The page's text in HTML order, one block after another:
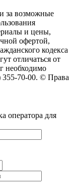
за возможные
и цены,
офертой,
кодекса
отличаться от
необходимо
355-70-00. © Права
для